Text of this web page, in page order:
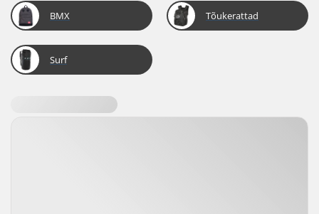
BMX Tõukerattad
Surf